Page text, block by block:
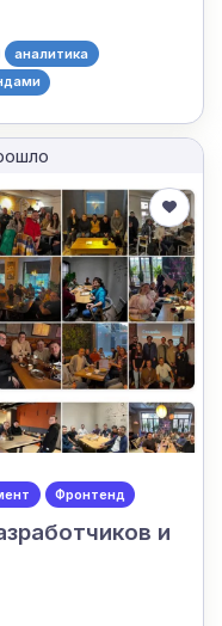
аналитика
Фронтенд
и